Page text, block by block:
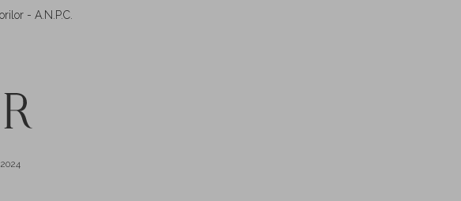
- A.N.P.C.